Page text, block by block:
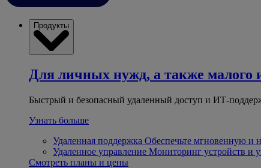
Продукты
Для личных нужд, а также малого
Быстрый и безопасный удаленный доступ и ИТ-
Узнать больше
Удаленная поддержка Обеспечьте мгновенную и
Удаленное управление Мониторинг устройств и
Смотреть планы и цены